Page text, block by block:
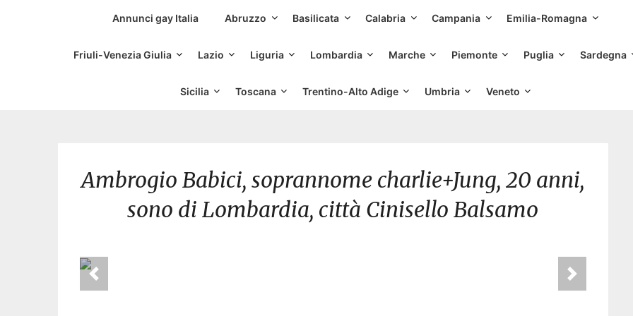
Siti Incontri Gay
Annunci gay Italia Abruzzo Basilicata Calabria Campania Emilia-Romagna
Friuli-Venezia Giulia Lazio Liguria Lombardia Marche Piemonte Puglia Sardegna
Sicilia Toscana Trentino-Alto Adige Umbria Veneto
Ambrogio Babici, soprannome charlie+Jung, 20 anni,
sono di Lombardia, città Cinisello Balsamo